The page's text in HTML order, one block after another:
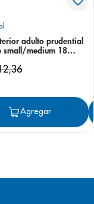
Agregar
adulto prudential
small/medium 18
,36
Agregar